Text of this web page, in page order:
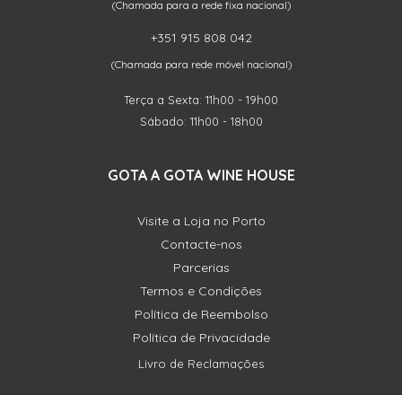
(Chamada para a rede fixa nacional)
+351 915 808 042
(Chamada para rede móvel nacional)
Terça a Sexta: 11h00 - 19h00
Sábado: 11h00 - 18h00
GOTA A GOTA WINE HOUSE
Visite a Loja no Porto
Contacte-nos
Parcerias
Termos e Condições
Política de Reembolso
Política de Privacidade
Livro de Reclamações